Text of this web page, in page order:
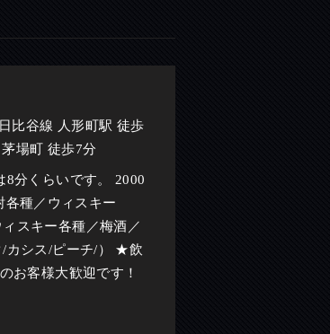
比谷線 人形町駅 徒歩
場町 徒歩7分
分くらいです。 2000
各種／ウィスキー
スキー各種／梅酒／
/カシス/ピーチ/） ★飲
お客様大歓迎です！